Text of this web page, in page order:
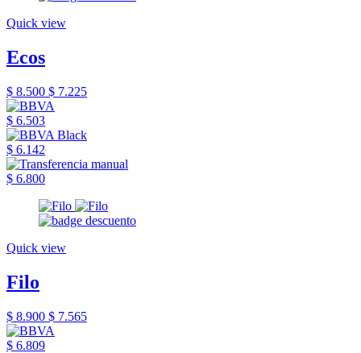
Quick view
Ecos
$ 8.500 $ 7.225
$ 6.503
$ 6.142
$ 6.800
Quick view
Filo
$ 8.900 $ 7.565
$ 6.809